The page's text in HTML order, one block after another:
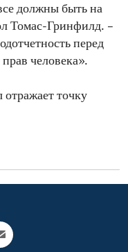
должны быть на
Томас-Гринфилд. –
перед
человека».
точку